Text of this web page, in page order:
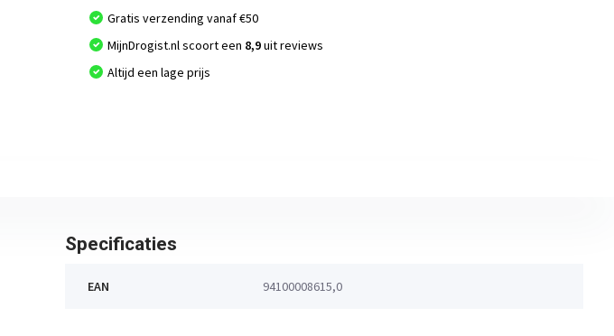
Gratis verzending vanaf €50
MijnDrogist.nl scoort een 8,9uit reviews
Altijd een lage prijs
Specificaties
EAN 94100008615,0